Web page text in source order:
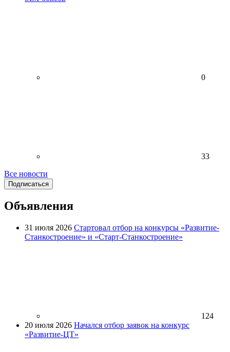
0
33
Все новости
Подписаться
Объявления
31 июля 2026 Стартовал отбор на конкурсы «Развитие-
Станкостроение» и «Старт-Станкостроение»
124
20 июля 2026 Начался отбор заявок на конкурс
«Развитие-ЦТ»